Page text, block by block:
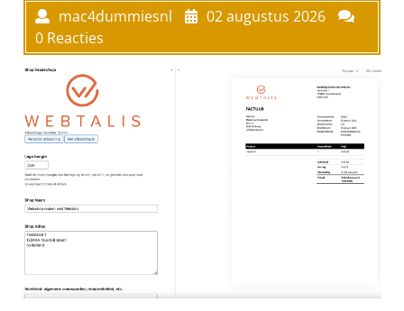
mac4dummiesnl
02 augustus 2026
0 Reacties